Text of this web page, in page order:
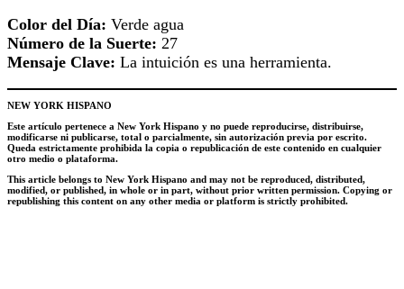
Color del Día: Verde agua
Número de la Suerte: 27
Mensaje Clave: La intuición es una herramienta.
NEW YORK HISPANO
Este artículo pertenece a New York Hispano y no puede reproducirse, distribuirse,
modificarse ni publicarse, total o parcialmente, sin autorización previa por escrito.
Queda estrictamente prohibida la copia o republicación de este contenido en cualquier
otro medio o plataforma.
This article belongs to New York Hispano and may not be reproduced, distributed,
modified, or published, in whole or in part, without prior written permission. Copying or
republishing this content on any other media or platform is strictly prohibited.